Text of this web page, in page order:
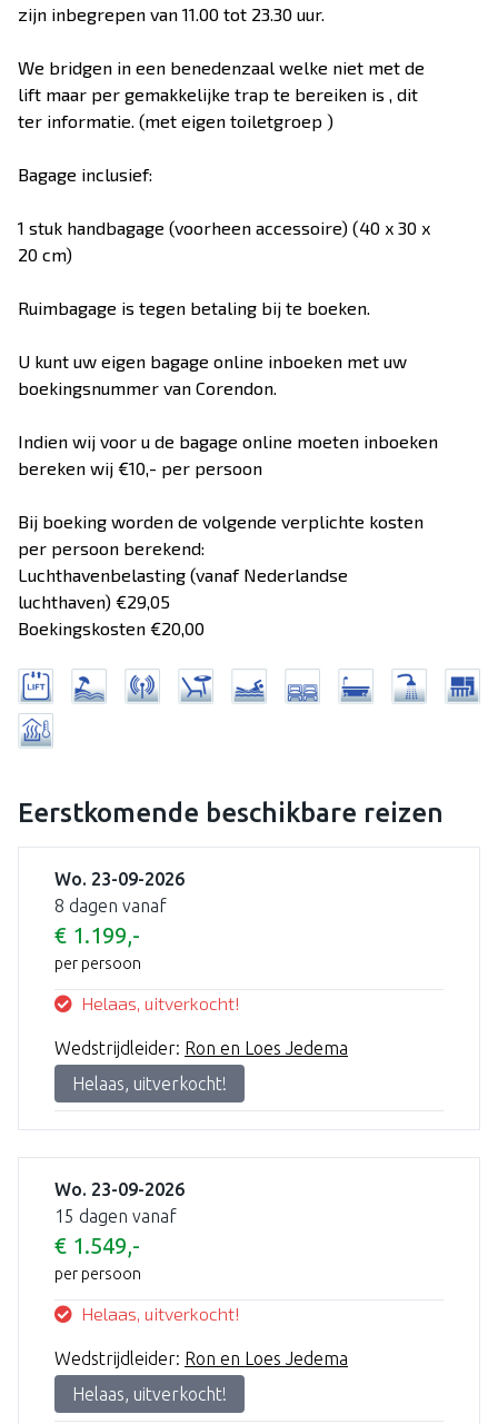
zijn inbegrepen van 11.00 tot 23.30 uur.
We bridgen in een benedenzaal welke niet met de
lift maar per gemakkelijke trap te bereiken is , dit
ter informatie. (met eigen toiletgroep )
Bagage inclusief:
1 stuk handbagage (voorheen accessoire) (40 x 30 x
20 cm)
Ruimbagage is tegen betaling bij te boeken.
U kunt uw eigen bagage online inboeken met uw
boekingsnummer van Corendon.
Indien wij voor u de bagage online moeten inboeken
bereken wij €10,- per persoon
Bij boeking worden de volgende verplichte kosten
per persoon berekend:
Luchthavenbelasting (vanaf Nederlandse
luchthaven) €29,05
Boekingskosten €20,00
Eerstkomende beschikbare reizen
Wo. 23-09-2026
8 dagen vanaf
€ 1.199,-
per persoon
Helaas, uitverkocht!
Wedstrijdleider: Ron en Loes Jedema
Helaas, uitverkocht!
Wo. 23-09-2026
15 dagen vanaf
€ 1.549,-
per persoon
Helaas, uitverkocht!
Wedstrijdleider: Ron en Loes Jedema
Helaas, uitverkocht!